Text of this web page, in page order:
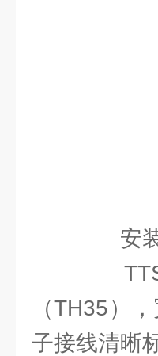
安装
（TH35）
子接线清晰